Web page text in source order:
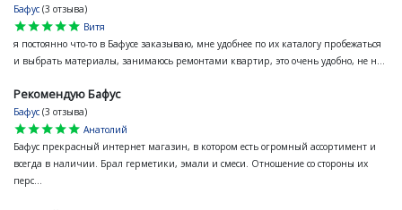
Бафус (3 отзыва)
star
star
star
star
star
Витя
я постоянно что-то в Бафусе заказываю, мне удобнее по их каталогу пробежаться
и выбрать материалы, занимаюсь ремонтами квартир, это очень удобно, не н...
Рекомендую Бафус
Бафус (3 отзыва)
star
star
star
star
star
Анатолий
Бафус прекрасный интернет магазин, в котором есть огромный ассортимент и
всегда в наличии. Брал герметики, эмали и смеси. Отношение со стороны их
перс...